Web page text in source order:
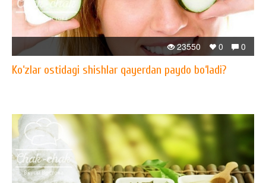
0
0
23550
​Ko‘zlar ostidagi shishlar qayerdan paydo bo‘ladi?